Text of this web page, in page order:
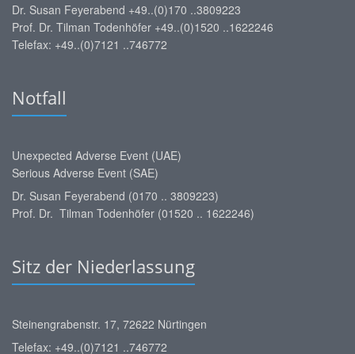
Dr. Susan Feyerabend +49..(0)170 ..3809223
Prof. Dr. Tilman Todenhöfer +49..(0)1520 ..1622246
Telefax: +49..(0)7121 ..746772
Notfall
Unexpected Adverse Event (UAE)
Serious Adverse Event (SAE)
Dr. Susan Feyerabend (0170 .. 3809223)
Prof. Dr. Tilman Todenhöfer (01520 .. 1622246)
Sitz der Niederlassung
Steinengrabenstr. 17, 72622 Nürtingen
Telefax: +49..(0)7121 ..746772